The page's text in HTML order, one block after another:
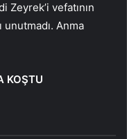
Zeyrek’i vefatının
unutmadı. Anma
KOŞTU